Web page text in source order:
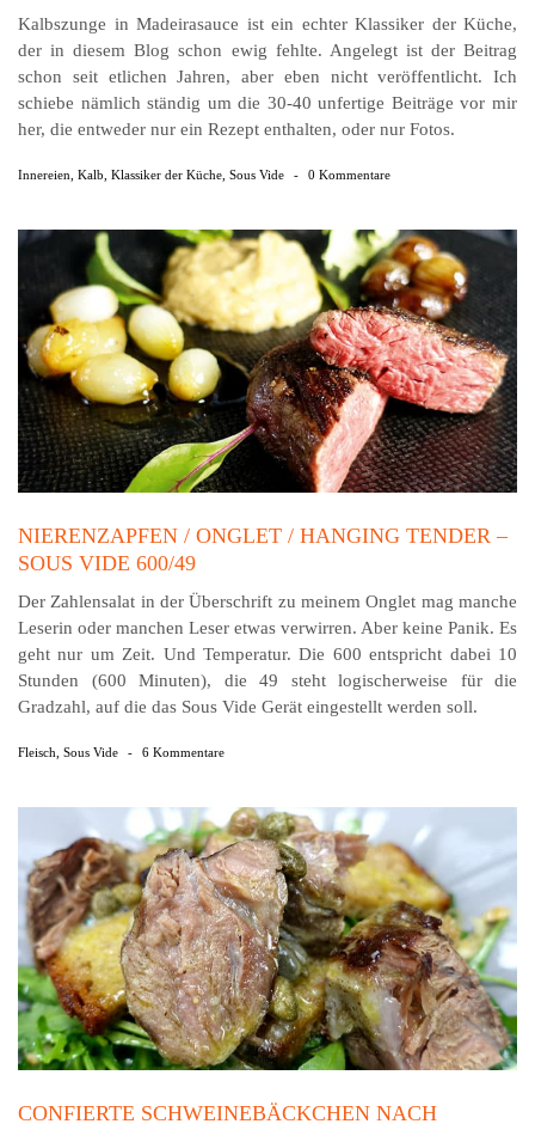
Kalbszunge in Madeirasauce ist ein echter Klassiker der Küche,
der in diesem Blog schon ewig fehlte. Angelegt ist der Beitrag
schon seit etlichen Jahren, aber eben nicht veröffentlicht. Ich
schiebe nämlich ständig um die 30-40 unfertige Beiträge vor mir
her, die entweder nur ein Rezept enthalten, oder nur Fotos.
Innereien Kalb Klassiker der Küche Sous Vide - 0 Kommentare
NIERENZAPFEN / ONGLET / HANGING TENDER –
SOUS VIDE 600/49
Der Zahlensalat in der Überschrift zu meinem Onglet mag manche
Leserin oder manchen Leser etwas verwirren. Aber keine Panik. Es
geht nur um Zeit. Und Temperatur. Die 600 entspricht dabei 10
Stunden (600 Minuten), die 49 steht logischerweise für die
Gradzahl, auf die das Sous Vide Gerät eingestellt werden soll.
Fleisch Sous Vide - 6 Kommentare
CONFIERTE SCHWEINEBÄCKCHEN NACH